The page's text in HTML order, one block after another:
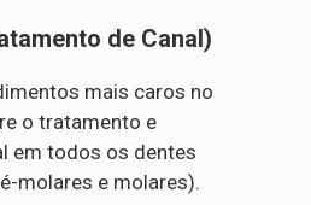
de Canal)
mais caros no
o tratamento e
em todos os dentes
molares e molares).